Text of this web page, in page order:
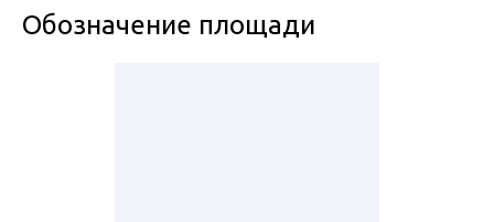
Обозначение площади